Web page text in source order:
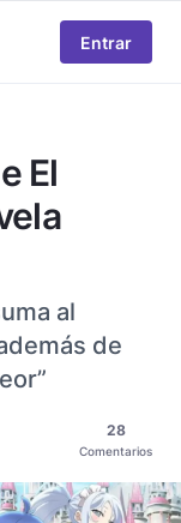
Entrar
El
al
de
28
Comentarios